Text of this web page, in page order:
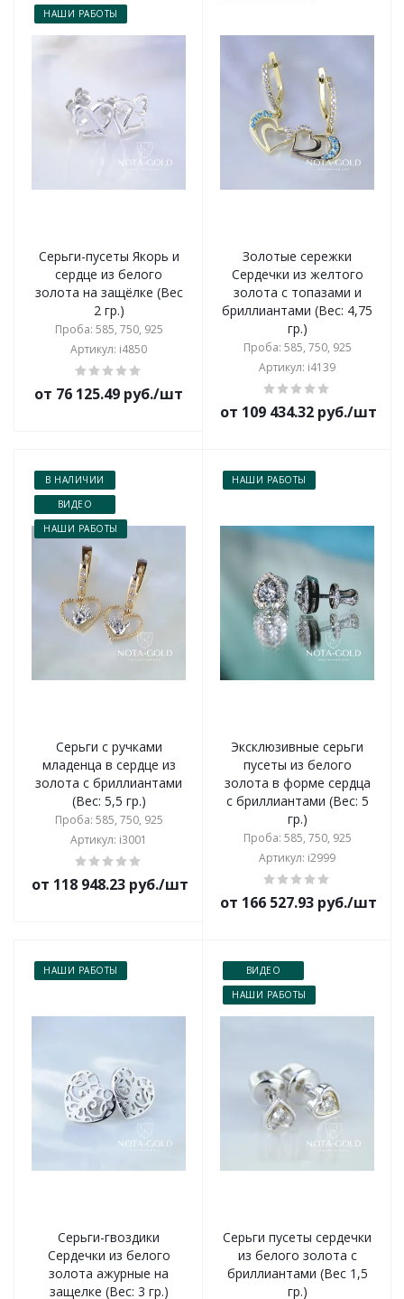
НАШИ РАБОТЫ
Серьги-пусеты Якорь и
сердце из белого
золота на защёлке (Вес
2 гр.)
Проба: 585, 750, 925
Артикул: i4850
от 76 125.49 руб./шт
Золотые сережки
Сердечки из желтого
золота с топазами и
бриллиантами (Вес: 4,75
гр.)
Проба: 585, 750, 925
Артикул: i4139
от 109 434.32 руб./шт
В НАЛИЧИИ
ВИДЕО
НАШИ РАБОТЫ
Серьги с ручками
младенца в сердце из
золота с бриллиантами
(Вес: 5,5 гр.)
Проба: 585, 750, 925
Артикул: i3001
от 118 948.23 руб./шт
НАШИ РАБОТЫ
Эксклюзивные серьги
пусеты из белого
золота в форме сердца
с бриллиантами (Вес: 5
гр.)
Проба: 585, 750, 925
Артикул: i2999
от 166 527.93 руб./шт
НАШИ РАБОТЫ
Серьги-гвоздики
Сердечки из белого
золота ажурные на
защелке (Вес: 3 гр.)
ВИДЕО
НАШИ РАБОТЫ
Серьги пусеты сердечки
из белого золота с
бриллиантами (Вес 1,5
гр.)